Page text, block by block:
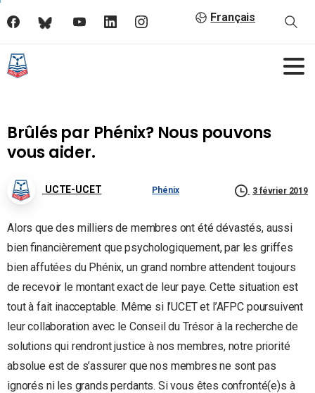
Français
Brûlés par Phénix? Nous pouvons
vous aider.
UCTE-UCET Phénix 3 février 2019
Alors que des milliers de membres ont été dévastés, aussi
bien financièrement que psychologiquement, par les griffes
bien affutées du Phénix, un grand nombre attendent toujours
de recevoir le montant exact de leur paye. Cette situation est
tout à fait inacceptable. Même si l’UCET et l’AFPC poursuivent
leur collaboration avec le Conseil du Trésor à la recherche de
solutions qui rendront justice à nos membres, notre priorité
absolue est de s’assurer que nos membres ne sont pas
ignorés ni les grands perdants. Si vous êtes confronté(e)s à